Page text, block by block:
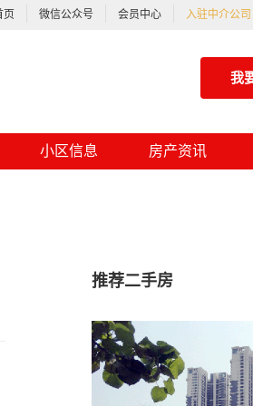
页 微信公众号 会员中心 入驻中介公司
我
小区信息 房产资讯
推荐二手房